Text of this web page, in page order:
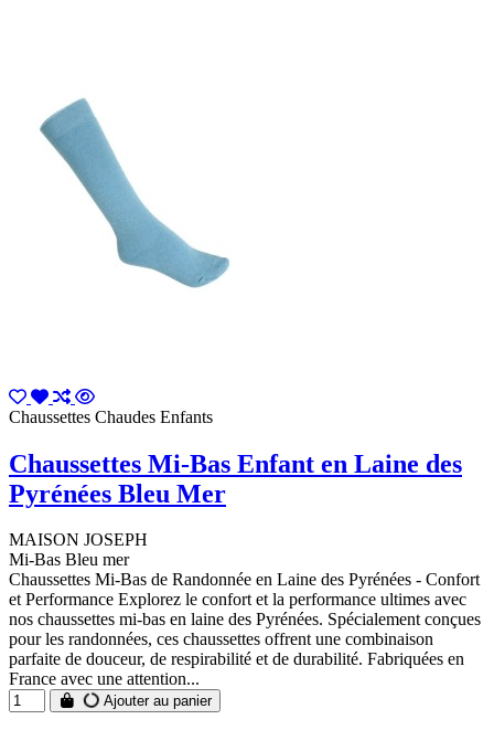
Chaussettes Chaudes Enfants
Chaussettes Mi-Bas Enfant en Laine des
Pyrénées Bleu Mer
MAISON JOSEPH
Mi-Bas Bleu mer
Chaussettes Mi-Bas de Randonnée en Laine des Pyrénées - Confort
et Performance Explorez le confort et la performance ultimes avec
nos chaussettes mi-bas en laine des Pyrénées. Spécialement conçues
pour les randonnées, ces chaussettes offrent une combinaison
parfaite de douceur, de respirabilité et de durabilité. Fabriquées en
France avec une attention...
Ajouter au panier